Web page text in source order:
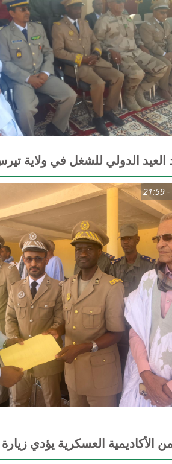
العيد الدولي للشغل في ولاية
الأكاديمية العسكرية يؤدي